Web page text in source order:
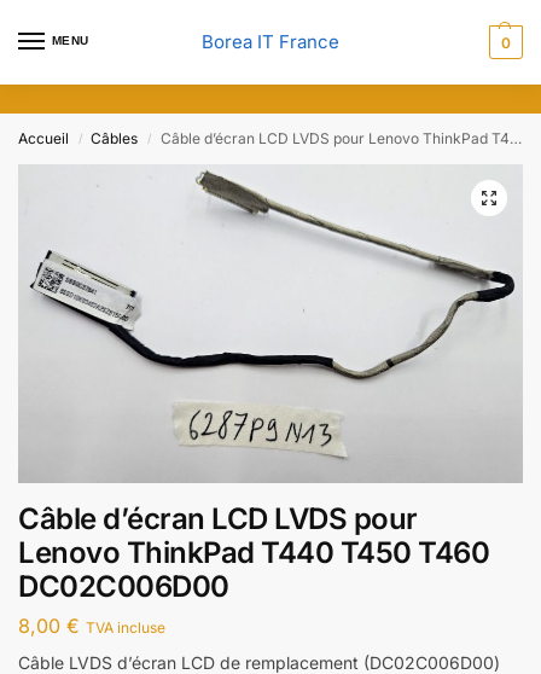
MENU Borea IT France 0
Accueil / Câbles / Câble d’écran LCD LVDS pour Lenovo ThinkPad T440 T450 T460 DC02C006D00
Câble d’écran LCD LVDS pour
Lenovo ThinkPad T440 T450 T460
DC02C006D00
8,00 € TVA incluse
Câble LVDS d’écran LCD de remplacement (DC02C006D00)